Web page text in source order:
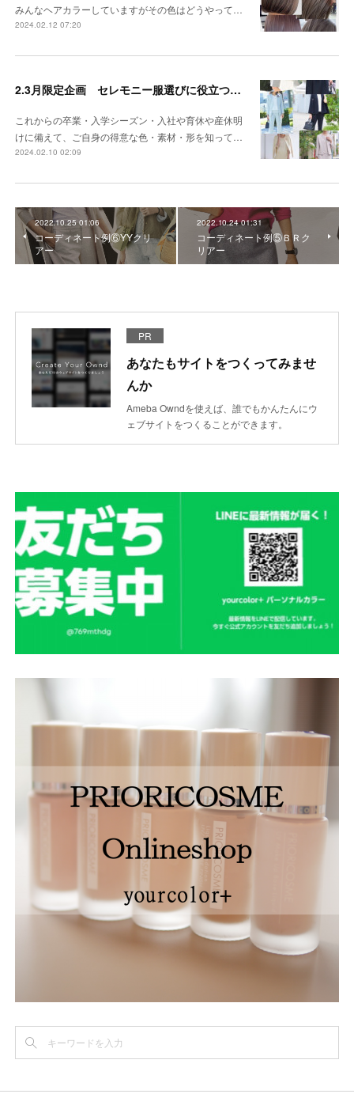
みんなヘアカラーしていますがその色はどうやって…
2024.02.12 07:20
2.3月限定企画 セレモニー服選びに役立つパーソナルカラー
これからの卒業・入学シーズン・入社や育休や産休明
けに備えて、ご自身の得意な色・素材・形を知って…
2024.02.10 02:09
2022.10.25 01:06
コーディネート例⑥YYクリ
アー
2022.10.24 01:31
コーディネート例⑤ＢＲク
リアー
PR
あなたもサイトをつくってみませ
んか
Ameba Owndを使えば、誰でもかんたんにウ
ェブサイトをつくることができます。